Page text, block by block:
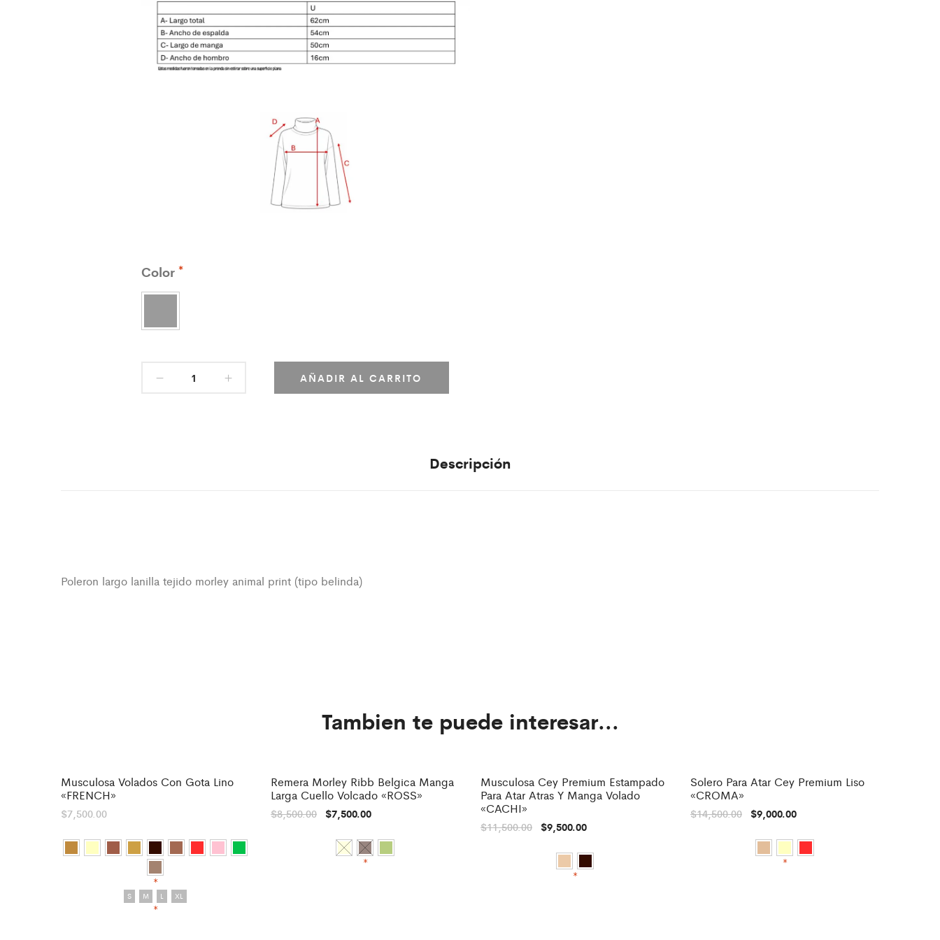
Color
AÑADIR AL CARRITO
Descripción
Poleron largo lanilla tejido morley animal print (tipo belinda)
Tambien te puede interesar...
Musculosa Volados Con Gota Lino
«FRENCH»
$7,500.00
*
S
M L
XL
*
-12%
Remera Morley Ribb Belgica Manga
Larga Cuello Volcado «ROSS»
$8,500.00 $7,500.00
*
-17%
Musculosa Cey Premium Estampado
Para Atar Atras Y Manga Volado
«CACHI»
$11,500.00 $9,500.00
*
-38%
Solero Para Atar Cey Premium Liso
«CROMA»
$14,500.00 $9,000.00
*